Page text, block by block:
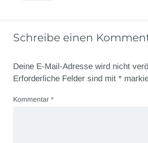
Schreibe einen
Deine E-Mail-Adresse wird nicht
Erforderliche Felder sind mit *
Kommentar *